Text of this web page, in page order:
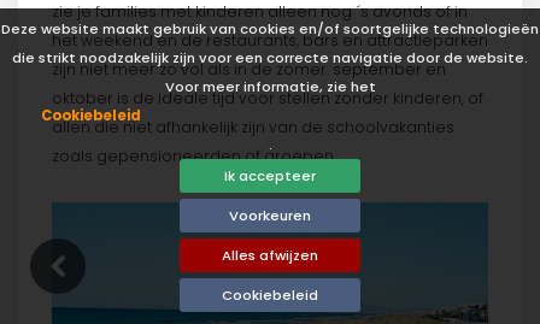
Deze website maakt gebruik van cookies en/of soortgelijke technologieën
die strikt noodzakelijk zijn voor een correcte navigatie door de website.
Voor meer informatie, zie het
Cookiebeleid
.
Ik accepteer
Voorkeuren
Alles afwijzen
Cookiebeleid
zie je families met kinderen alleen nog ´s avonds of in
het weekend en de restaurants, bars en attractieparken
zijn niet meer zo vol als in de zomer. september en
oktober is de ideale tijd voor stellen zonder kinderen, of
allen die niet afhankelijk zijn van de schoolvakanties
zoals gepensioneerden of groepen.